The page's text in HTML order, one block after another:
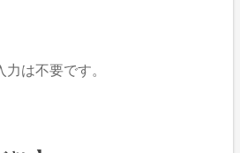
は不要です。